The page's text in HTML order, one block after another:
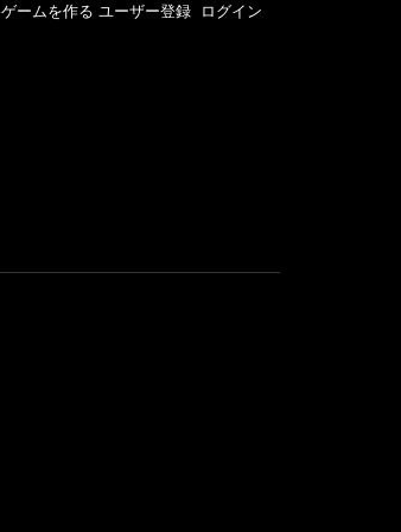
ゲームを作る ユーザー登録 ログイン